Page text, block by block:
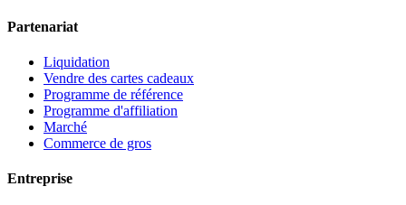
Partenariat
Liquidation
Vendre des cartes cadeaux
Programme de référence
Programme d'affiliation
Marché
Commerce de gros
Entreprise